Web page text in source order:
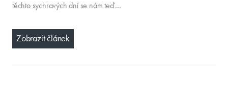
těchto sychravých dní se nám teď…
Zobrazit článek